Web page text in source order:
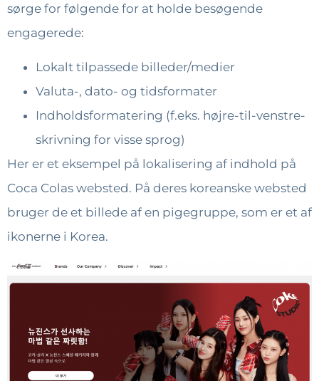
sørge for følgende for at holde besøgende
engagerede:
Lokalt tilpassede billeder/medier
Valuta-, dato- og tidsformater
Indholdsformatering (f.eks. højre-til-venstre-
skrivning for visse sprog)
Her er et eksempel på lokalisering af indhold på
Coca Colas websted. På deres koreanske websted
bruger de et billede af en pigegruppe, som er et af
ikonerne i Korea.